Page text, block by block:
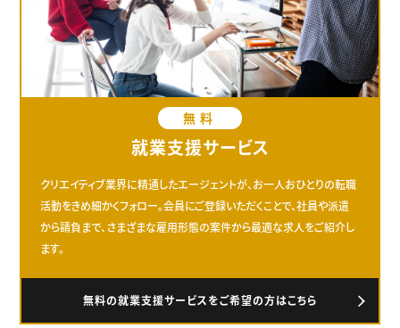
無料
就業支援サービス
クリエイティブ業界に精通したエージェントが、お一人おひとりの転職
活動をきめ細かくフォロー。会員にご登録いただくことで、社員や派遣
から請負まで、さまざまな雇用形態の案件から最適な求人をご紹介し
ます。
無料の就業支援サービスをご希望の方はこちら